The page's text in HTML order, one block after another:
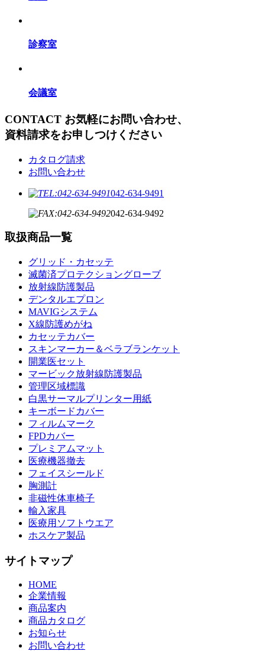
診察室
会議室
CONTACT お気軽にお問い合わせ、
資料請求をお申しつけください
カタログ請求
お問い合わせ
042-634-9491
042-634-9492
取扱商品一覧
グリッド・カセッテ
滅菌済プロテクショングローブ
放射線防護製品
デンタルエプロン
MAVIGシステム
X線防護めがね
カセッテカバー
スキンマーカー＆ベラブランケット
開業医セット
マービック放射線防護製品
管理区域標識
白黒サーマルプリンター用紙
キーボードカバー
フィルムマーク
FPDカバー
プレミアムマット
医療機器撤去
フェイスシールド
胸測計
非磁性体車椅子
輸入家具
医療用ソフトウエア
ホスケア製品
サイトマップ
HOME
企業情報
商品案内
商品カタログ
お知らせ
お問い合わせ